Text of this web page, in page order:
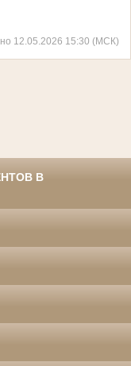
12.05.2026 15:30 (МСК)
В